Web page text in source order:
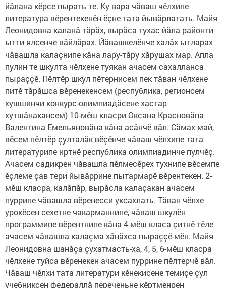
йăлана кӗрсе пырать те. Ку вара чăваш чӗлхипе
литература вӗрентекенӗн ӗçне тата йывăрлатать. Майя
Леонидовна каланă тăрăх, вырăса тухас йăла районти
ытти ялсенче вăйлăрах. Йăвашкелӗнче халăх ытларах​
чăвашла калаçнипе кăна лару-тăру хăрушах мар. Апла
пулин те шкулта чӗлхене туякан ачасем сахалланса
пыраççӗ. Пӗлтӗр шкул пӗтернисем пек тăван чӗлхене
питӗ тăрăшса вӗренекенсем (республика, регионсем
хушшинчи конкурс-олимпиадăсене хастар
хутшăнакансем) 10-мӗш класри Оксана Красновăпа
Валентина Емельяновăна кăна асăнчӗ вăл. Сăмах май,
вӗсем пӗлтӗр çулталăк вӗçӗнче чăваш чӗлхипе тата
литературипе иртнӗ республика олимпиадинче пулчӗç.
Ачасем садикрен чăвашла пӗлмесӗрех тухнипе вӗсемпе
ӗçлеме çав тери йывăррине пытармарӗ вӗрентекен. 2-
мӗш класра, калăпăр, вырăсла калаçакан ачасем
пуррипе чăвашла вӗренесси уксахлать. Тăван чӗлхе
урокӗсен сехетне чакарманнипе, чăваш шкулӗн
программипе вӗрентнипе кăна 4-мӗш класа çитнӗ тӗле
ачасем чăвашла калаçма хăнăхса пыраççӗ-мӗн. Майя
Леонидовна шанăçа çухатмасть-ха, 4, 5, 6-мӗш класра
чӗлхене туйса вӗренекен ачасем пуррине пӗлтерчӗ вăл.
Чăваш чӗлхи тата литератури кӗнекисене темиçе çул
учебниксен федераллă переченьне кӗртменрен